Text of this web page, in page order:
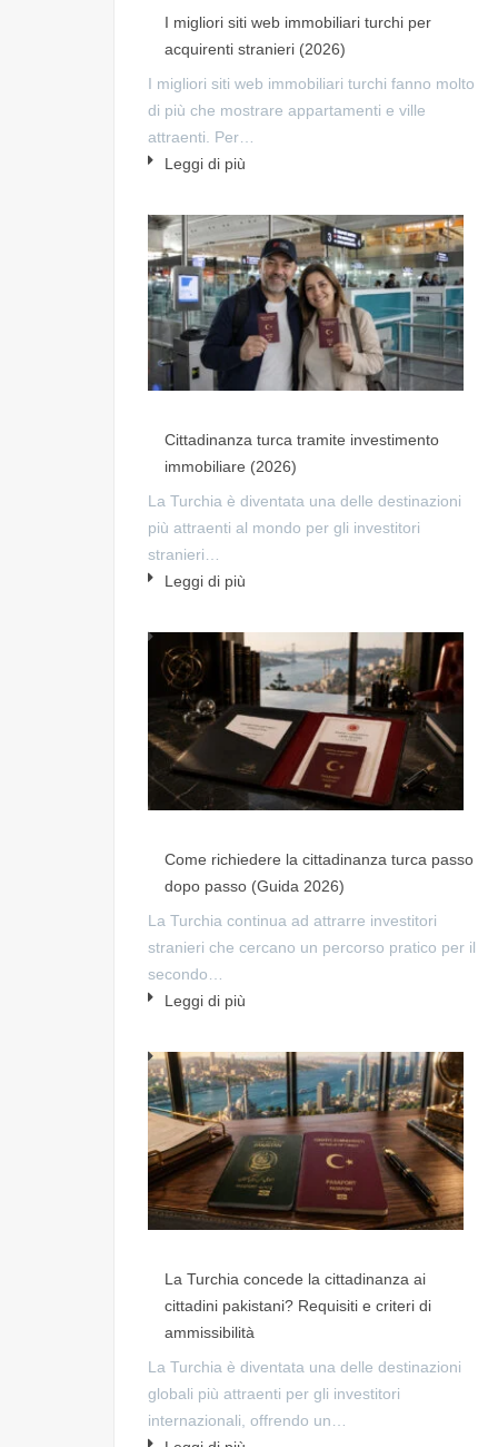
I migliori siti web immobiliari turchi per
acquirenti stranieri (2026)
I migliori siti web immobiliari turchi fanno molto
di più che mostrare appartamenti e ville
attraenti. Per…
Leggi di più
Cittadinanza turca tramite investimento
immobiliare (2026)
La Turchia è diventata una delle destinazioni
più attraenti al mondo per gli investitori
stranieri…
Leggi di più
Come richiedere la cittadinanza turca passo
dopo passo (Guida 2026)
La Turchia continua ad attrarre investitori
stranieri che cercano un percorso pratico per il
secondo…
Leggi di più
La Turchia concede la cittadinanza ai
cittadini pakistani? Requisiti e criteri di
ammissibilità
La Turchia è diventata una delle destinazioni
globali più attraenti per gli investitori
internazionali, offrendo un…